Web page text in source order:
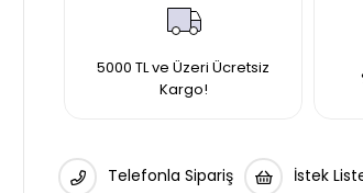
5000 TL ve Üzeri Ücretsiz
Kargo!
Telefonla Sipariş İstek